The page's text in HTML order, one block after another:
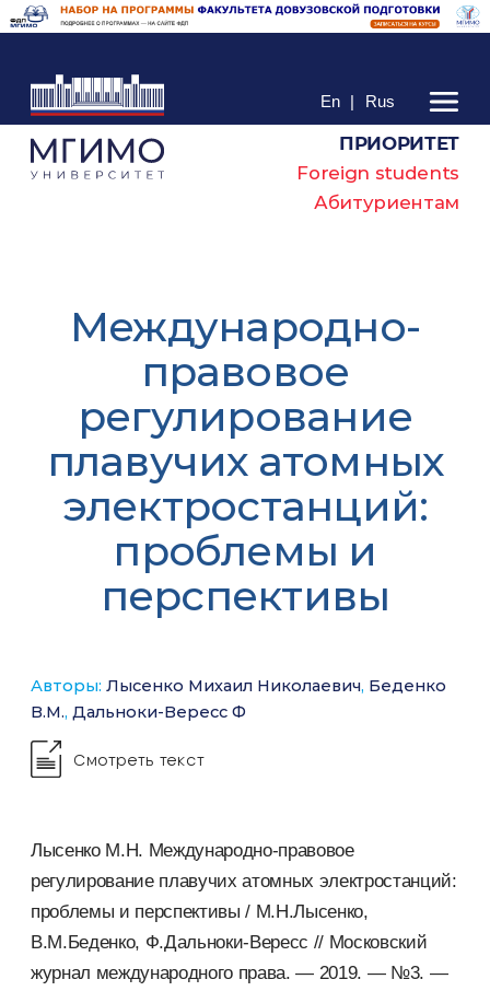
En | Rus
ПРИОРИТЕТ
Foreign students
Абитуриентам
Международно-
правовое
регулирование
плавучих атомных
электростанций:
проблемы и
перспективы
Авторы: Лысенко Михаил Николаевич, Беденко
В.М., Дальноки-Вересс Ф
Смотреть текст
Лысенко М.Н. Международно-правовое
регулирование плавучих атомных электростанций:
проблемы и перспективы / М.Н.Лысенко,
В.M.Беденко, Ф.Дальноки-Вересс // Московский
журнал международного права. — 2019. — №3. —